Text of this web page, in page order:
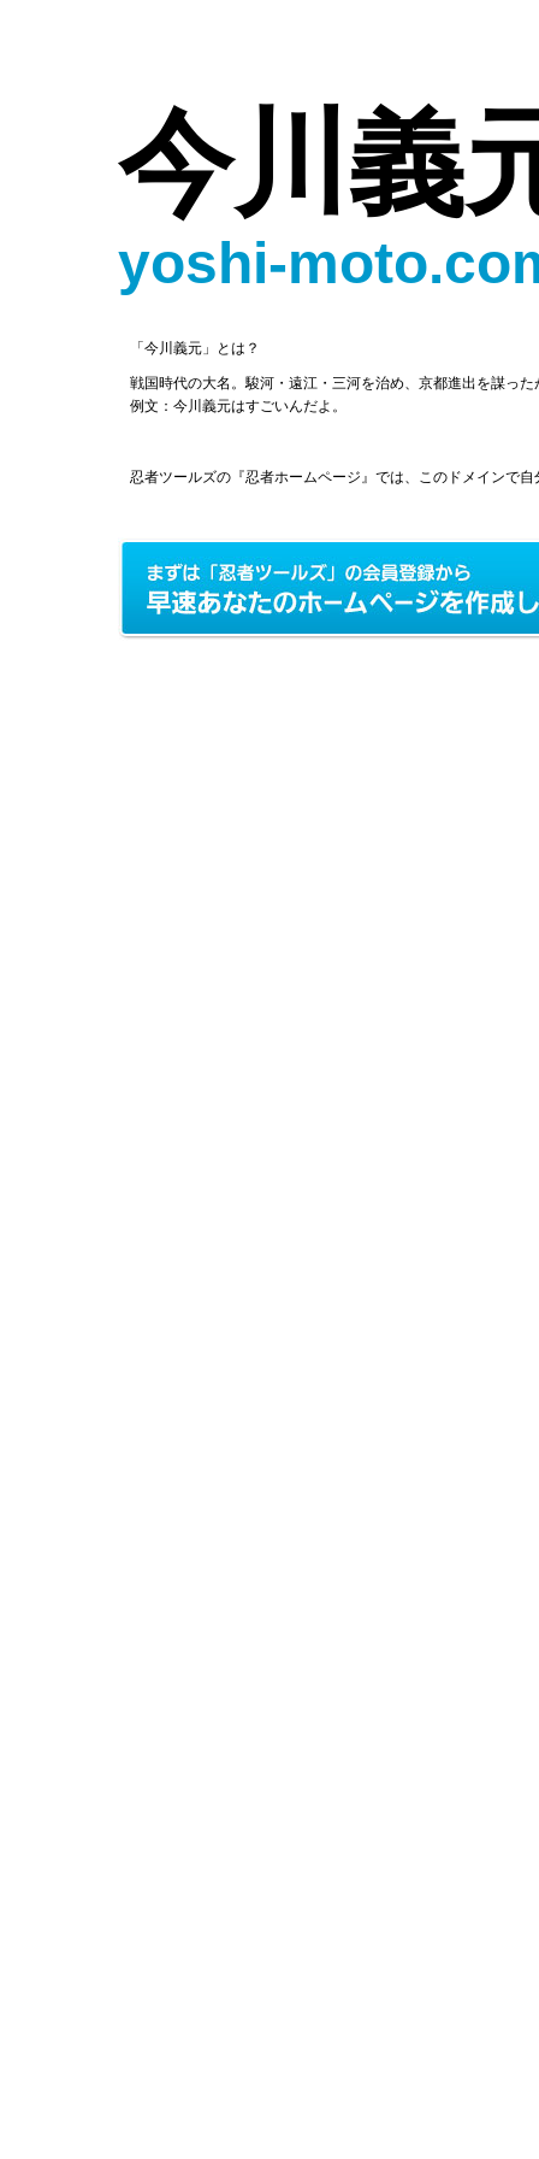
今川義
yoshi-
「今川義元」とは？
戦国時代の大名。駿河・遠江・三河を治め、京都進出を謀っ
例文：今川義元はすごいんだよ。
忍者ツールズの『忍者ホームページ』では、このドメインで